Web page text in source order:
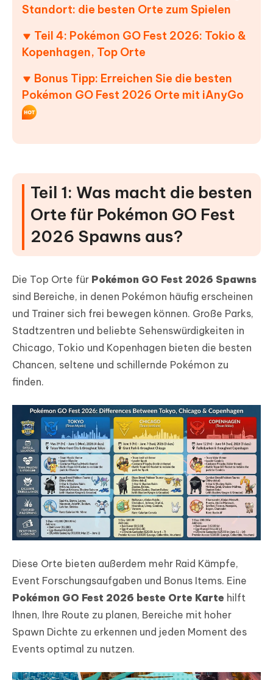
Standort: die besten Orte zum Spielen
Teil 4: Pokémon GO Fest 2026: Tokio &
Kopenhagen, Top Orte
Bonus Tipp: Erreichen Sie die besten
Pokémon GO Fest 2026 Orte mit iAnyGo
Teil 1: Was macht die besten
Orte für Pokémon GO Fest
2026 Spawns aus?
Die Top Orte für Pokémon GO Fest 2026 Spawns
sind Bereiche, in denen Pokémon häufig erscheinen
und Trainer sich frei bewegen können. Große Parks,
Stadtzentren und beliebte Sehenswürdigkeiten in
Chicago, Tokio und Kopenhagen bieten die besten
Chancen, seltene und schillernde Pokémon zu
finden.
Diese Orte bieten außerdem mehr Raid Kämpfe,
Event Forschungsaufgaben und Bonus Items. Eine
Pokémon GO Fest 2026 beste Orte Karte hilft
Ihnen, Ihre Route zu planen, Bereiche mit hoher
Spawn Dichte zu erkennen und jeden Moment des
Events optimal zu nutzen.